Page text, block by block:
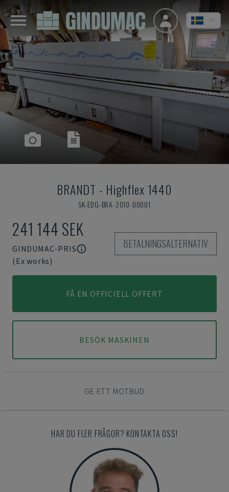
BRANDT - Highflex 1440
SK-EDG-BRA-2010-00001
241 144 SEK
GINDUMAC-PRIS
(Ex works)
BETALNINGSALTERNATIV
FÅ EN OFFICIELL OFFERT
BESÖK MASKINEN
GE ETT MOTBUD
HAR DU FLER FRÅGOR? KONTAKTA OSS!